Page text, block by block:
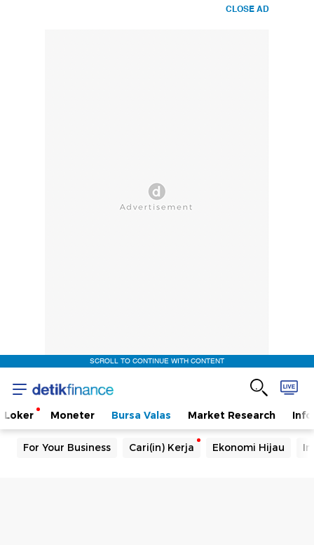
CLOSE AD
SCROLL TO CONTINUE WITH CONTENT
Loker Moneter Bursa Valas Market Research
For Your Business Cari(in) Kerja Ekonomi Hijau